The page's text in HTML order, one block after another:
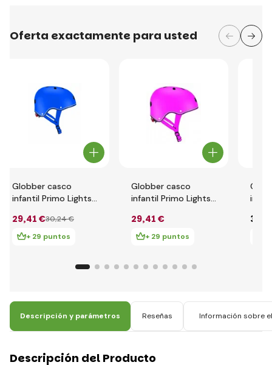
Oferta exactamente para usted
Globber casco
infantil Primo Lights
Azul Marino
29,41 €30,24 €
+ 29 puntos
Globber casco
infantil Primo Lights
Fucsia
29,41 €
+ 29 puntos
34
Descripción y parámetros Reseñas Información sobre
Descripción del Producto